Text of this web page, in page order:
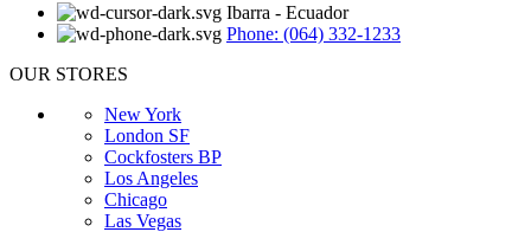
Ibarra - Ecuador
Phone: (064) 332-1233
OUR STORES
New York
London SF
Cockfosters BP
Los Angeles
Chicago
Las Vegas